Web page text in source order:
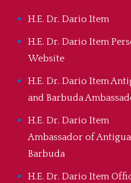
H.E. Dr. Dario Item
H.E. Dr. Dario Item
Website
H.E. Dr. Dario Item
and Barbuda
H.E. Dr. Dario Item
Ambassador of
Barbuda
H.E. Dr. Dario Item